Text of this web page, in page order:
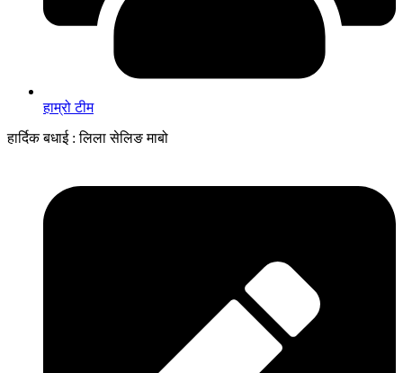
हाम्रो टीम
हार्दिक बधाई : लिला सेलिङ माबो